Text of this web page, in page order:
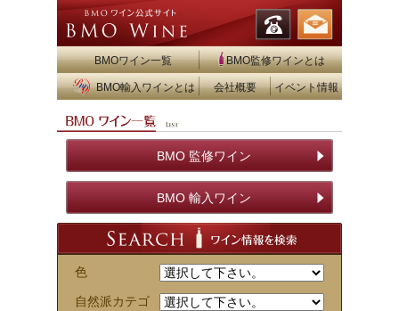
BMOワイン一覧 BMO監修ワインとは
BMO輸入ワインとは 会社概要 イベント情報
BMO 監修ワイン
BMO 輸入ワイン
色
自然派カテゴ